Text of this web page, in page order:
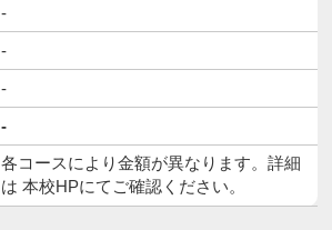
-
-
-
-
各コースにより金額が異なります。詳細
は 本校HPにてご確認ください。